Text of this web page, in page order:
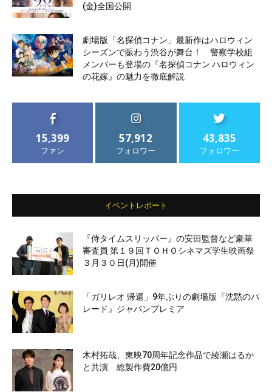
(金)全国公開
劇場版「名探偵コナン」最新作はハロウィン
シーズンで賑わう渋谷が舞台！ 警察学校組
メンバーも登場の『名探偵コナン ハロウィン
の花嫁』の魅力を徹底解説
15,399
ファン
57,912
フォロワー
43,835
フォロワー
イベントレポート
『侍タイムスリッパー』の安田監督など豪華
審査員 第１９回ＴＯＨＯシネマズ学生映画祭
３月３０日(月)開催
「ガリレオ 帰還」9年ぶりの劇場版『沈黙のパ
レード』ジャパンプレミア
木村拓哉、東映70周年記念作品で綾瀬はるか
と共演 総製作費20億円